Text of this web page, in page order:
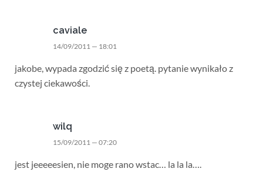
caviale
14/09/2011 — 18:01
jakobe, wypada zgodzić się z poetą. pytanie wynikało z
czystej ciekawości.
wilq
15/09/2011 — 07:20
jest jeeeeesien, nie moge rano wstac… la la la….